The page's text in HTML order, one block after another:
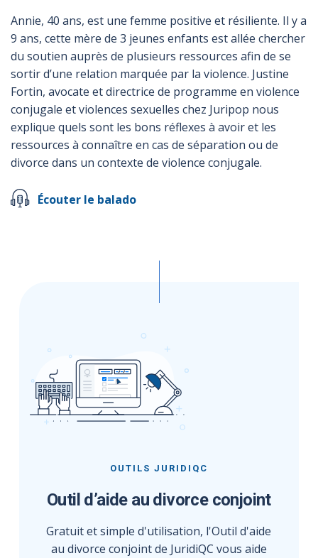
Annie, 40 ans, est une femme positive et résiliente. Il y a
9 ans, cette mère de 3 jeunes enfants est allée chercher
du soutien auprès de plusieurs ressources afin de se
sortir d’une relation marquée par la violence. Justine
Fortin, avocate et directrice de programme en violence
conjugale et violences sexuelles chez Juripop nous
explique quels sont les bons réflexes à avoir et les
ressources à connaître en cas de séparation ou de
divorce dans un contexte de violence conjugale.
Écouter le balado
OUTILS JURIDIQC
Outil d’aide au divorce conjoint
Gratuit et simple d'utilisation, l'Outil d'aide
au divorce conjoint de JuridiQC vous aide